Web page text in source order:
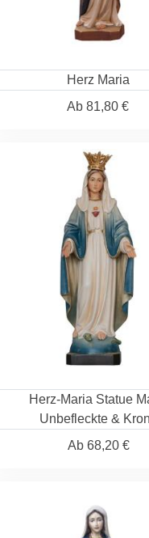
Herz Maria
Ab 81,80 €
Herz-Maria Statue
Unbefleckte &
Ab68,20 €